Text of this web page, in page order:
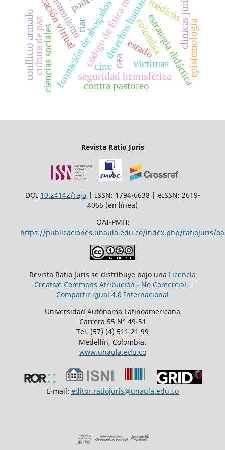
derechos humanosmédicos
código de Ética médicacolombia
formación de abogados
educación virtual estrategia didáctica
ciencias sociales seguridad hemisférica
tiar
oea
contra pastoreo
estado
cultura de paz
conflicto armado victimas
cine epistemología
Revista Ratio Juris
DOI 10.24142/raju | ISSN: 1794-6638 | eISSN: 2619-
4066 (en línea)
OAI-PMH:
https://publicaciones.unaula.edu.co/index.php/ratiojuris/
Revista Ratio Juris se distribuye bajo una Licencia
Creative Commons Atribución - No Comercial -
Compartir igual 4.0 Internacional
Universidad Autónoma Latinoamericana
Carrera 55 N° 49-51
Tel. (57) (4) 511 21 99
Medellín, Colombia.
www.unaula.edu.co
E-mail: editor.ratiojuris@unaula.edu.co